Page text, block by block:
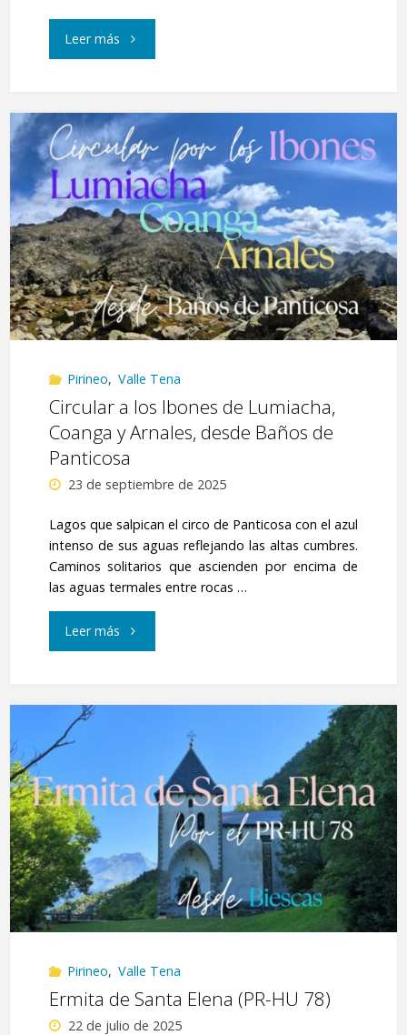
Leer más"Punta
O
Cajico
y
O
Saldo
de
Pirineo, Valle Tena
Circular a los Ibones de Lumiacha,
Coanga y Arnales, desde Baños de
Panticosa
23 de septiembre de 2025
Lagos que salpican el circo de Panticosa con el azul
intenso de sus aguas reflejando las altas cumbres.
Caminos solitarios que ascienden por encima de
las aguas termales entre rocas …
Leer más"Circular
los
de
Lumiacha,
Coanga
y
desde
Baños
Pirineo, Valle Tena
Ermita de Santa Elena (PR-HU 78)
22 de julio de 2025